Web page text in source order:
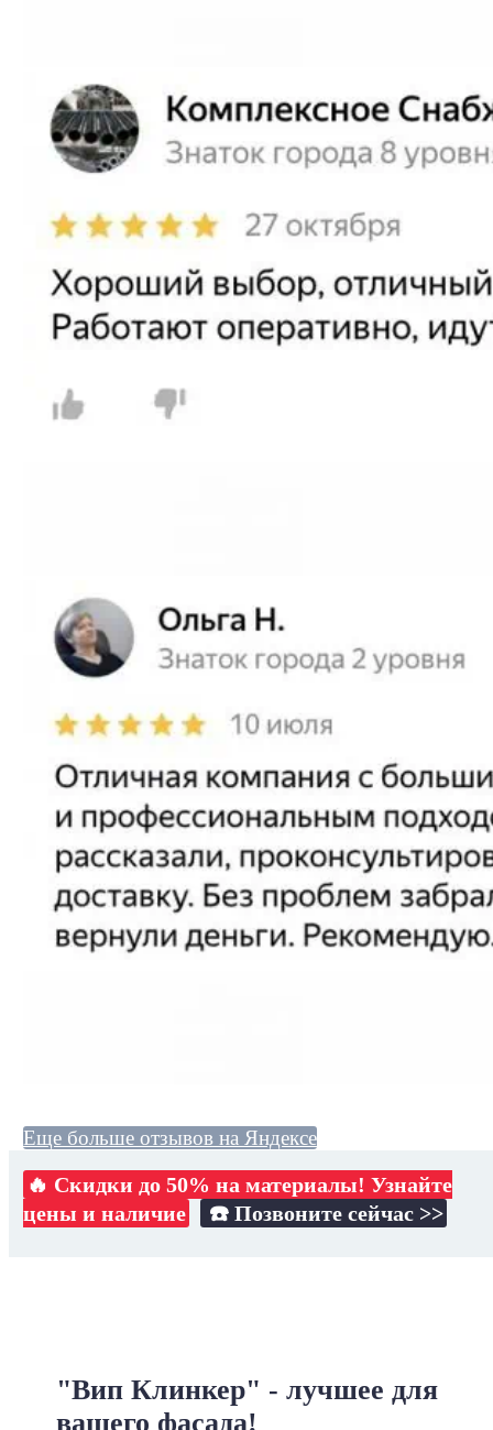
Еще больше отзывов на Яндексе
🔥 Скидки до 50% на материалы! Узнайте
цены и наличие
☎️ Позвоните сейчас >>
"Вип Клинкер" - лучшее для
вашего фасада!